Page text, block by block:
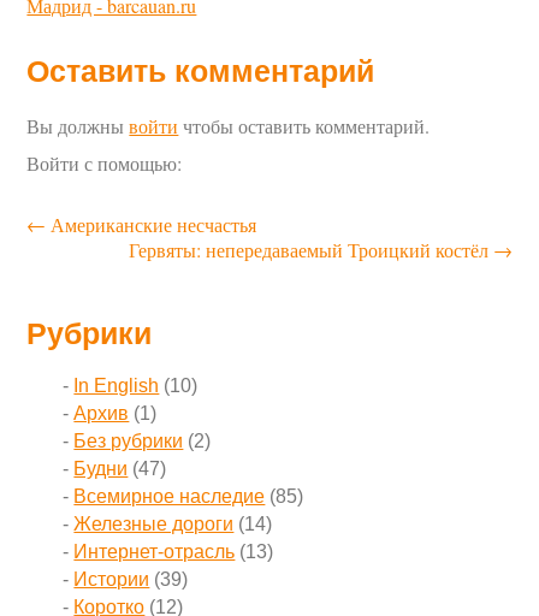
Мадрид - barcauan.ru
Оставить комментарий
Вы должнывойти чтобы оставить комментарий.
Войти с помощью:
← Американские несчастья
Гервяты: непередаваемый Троицкий костёл →
Рубрики
In English (10)
Архив (1)
Без рубрики (2)
Будни (47)
Всемирное наследие (85)
Железные дороги (14)
Интернет-отрасль (13)
Истории (39)
Коротко (12)